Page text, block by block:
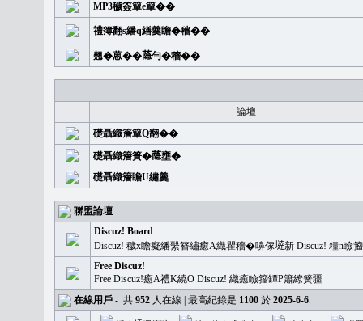
MP3穢簽簞e簞��
禮簿翻s繙q繕羹瞻�穡��
翹�蒽��𦻕勻�穡��
論壇
礎聶織簷簞Q翻��
礎聶織簷簣�𦻕壅�
礎聶織簷瞻U繡羹
聯盟論壇
Discuz! Board
Discuz! 穢x瞻癡繙繫簪繡癒A織瞿穡�嚊傢𡐿新 Discuz! 糧n
Free Discuz!
Free Discuz!癒A禮K繞O Discuz! 織癒瞼籀罈P簫繚簧疆
在線用戶 - 共 952 人在線 | 最高紀錄是 1100 於 2025-6-6.